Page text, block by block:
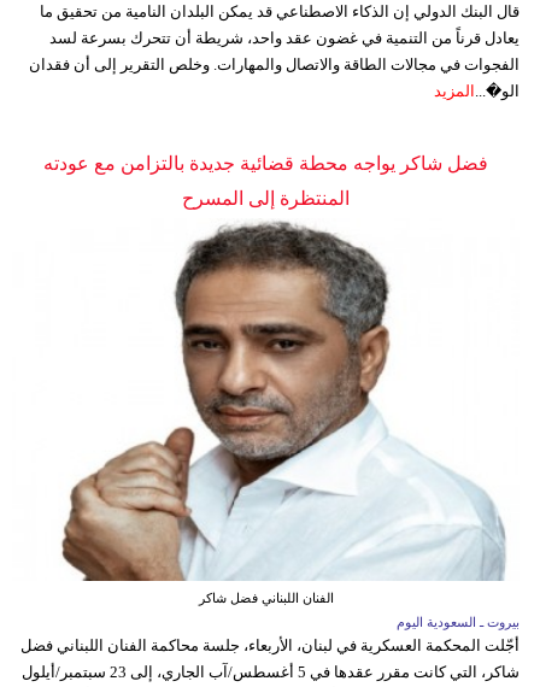
قال البنك الدولي إن الذكاء الاصطناعي قد يمكن البلدان النامية من تحقيق ما
يعادل قرناً من التنمية في غضون عقد واحد، شريطة أن تتحرك بسرعة لسد
الفجوات في مجالات الطاقة والاتصال والمهارات. وخلص التقرير إلى أن فقدان
الو�...
المزيد
فضل شاكر يواجه محطة قضائية جديدة بالتزامن مع عودته
المنتظرة إلى المسرح
الفنان اللبناني فضل شاكر
بيروت ـ السعودية اليوم
أجّلت المحكمة العسكرية في لبنان، الأربعاء، جلسة محاكمة الفنان اللبناني فضل
شاكر، التي كانت مقرر عقدها في 5 أغسطس/آب الجاري، إلى 23 سبتمبر/أيلول